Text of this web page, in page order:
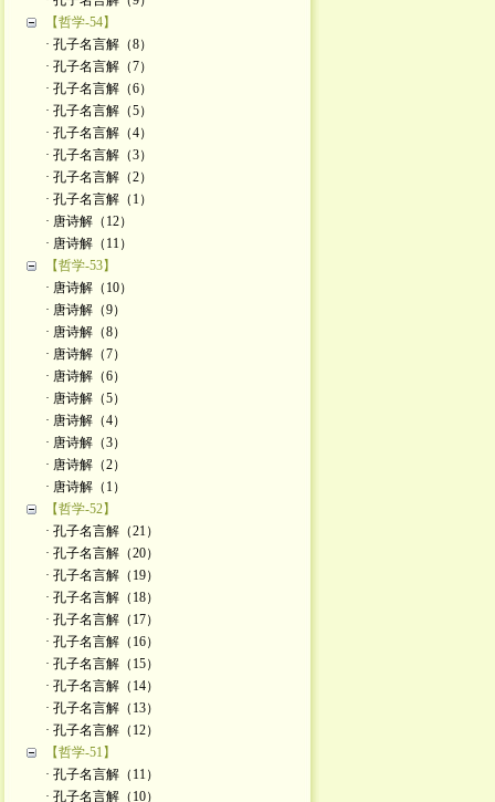
【哲学-54】
· 孔子名言解（8）
· 孔子名言解（7）
· 孔子名言解（6）
· 孔子名言解（5）
· 孔子名言解（4）
· 孔子名言解（3）
· 孔子名言解（2）
· 孔子名言解（1）
· 唐诗解（12）
· 唐诗解（11）
【哲学-53】
· 唐诗解（10）
· 唐诗解（9）
· 唐诗解（8）
· 唐诗解（7）
· 唐诗解（6）
· 唐诗解（5）
· 唐诗解（4）
· 唐诗解（3）
· 唐诗解（2）
· 唐诗解（1）
【哲学-52】
· 孔子名言解（21）
· 孔子名言解（20）
· 孔子名言解（19）
· 孔子名言解（18）
· 孔子名言解（17）
· 孔子名言解（16）
· 孔子名言解（15）
· 孔子名言解（14）
· 孔子名言解（13）
· 孔子名言解（12）
【哲学-51】
· 孔子名言解（11）
· 孔子名言解（10）